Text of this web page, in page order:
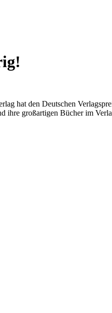
hat den Deutschen
ihre großartigen Bücher im